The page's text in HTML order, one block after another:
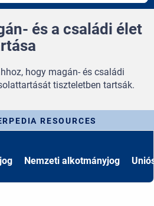
és a családi élet
hogy magán- és családi
tiszteletben tartsák.
RESOURCES
Nemzeti alkotmányjog